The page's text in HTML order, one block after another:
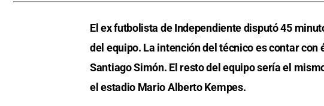
El ex futbolista de Independiente disputó 45
del equipo. La intención del técnico es contar
Santiago Simón. El resto del equipo sería el
el estadio Mario Alberto Kempes.